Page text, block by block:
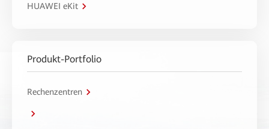
HUAWEI eKit
Produkt-Portfolio
Rechenzentren